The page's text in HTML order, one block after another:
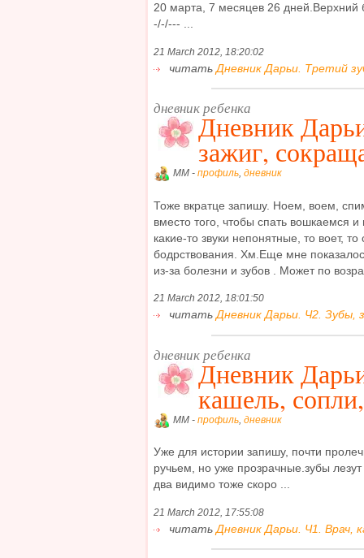
20 марта, 7 месяцев 26 дней.Верхний
-/-/--- ...
21 March 2012, 18:20:02
читать Дневник Дарьи. Третий
дневник ребенка
Дневник
зажиг,
MM - профиль, дневник
Тоже вкратце запишу. Ноем, воем,
вместо того, чтобы спать вошкаемся
какие-то звуки непонятные, то воет,
бодрствования. Хм.Еще мне
из-за болезни и зубов . Может по
21 March 2012, 18:01:50
читатьДневник Дарьи. Ч2. Зубы,
дневник ребенка
Дневник
кашель,
MM - профиль, дневник
Уже для истории запишу, почти
ручьем, но уже прозрачные.зубы
два видимо тоже скоро ...
21 March 2012, 17:55:08
читать Дневник Дарьи. Ч1. Врач,